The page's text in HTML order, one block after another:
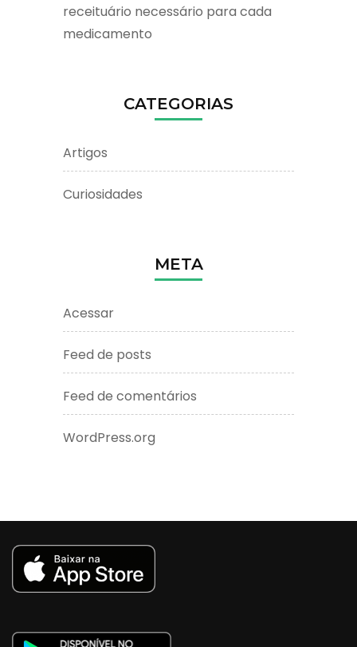
receituário necessário para cada
medicamento
CATEGORIAS
Artigos
Curiosidades
META
Acessar
Feed de posts
Feed de comentários
WordPress.org